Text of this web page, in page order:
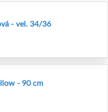
- vel. 34/36
- 90 cm